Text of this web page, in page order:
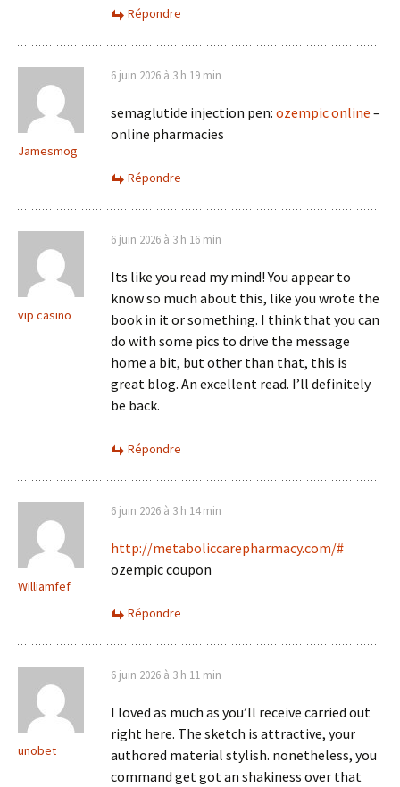
Répondre
Jamesmog
6 juin 2026 à 3 h 19 min
semaglutide injection pen: ozempic online –
online pharmacies
Répondre
vip casino
6 juin 2026 à 3 h 16 min
Its like you read my mind! You appear to
know so much about this, like you wrote the
book in it or something. I think that you can
do with some pics to drive the message
home a bit, but other than that, this is
great blog. An excellent read. I’ll definitely
be back.
Répondre
Williamfef
6 juin 2026 à 3 h 14 min
http://metaboliccarepharmacy.com/#
ozempic coupon
Répondre
unobet
6 juin 2026 à 3 h 11 min
I loved as much as you’ll receive carried out
right here. The sketch is attractive, your
authored material stylish. nonetheless, you
command get got an shakiness over that